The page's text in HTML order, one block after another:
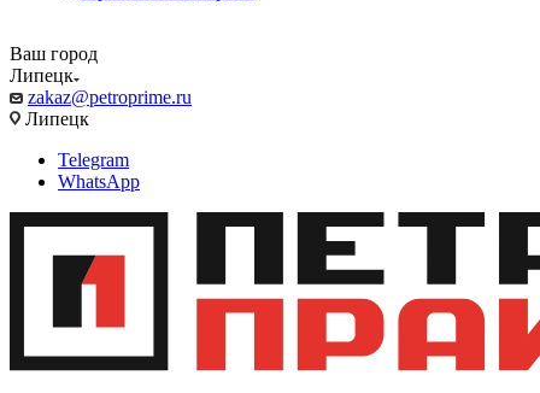
Ваш город
Липецк
zakaz@petroprime.ru
Липецк
Telegram
WhatsApp